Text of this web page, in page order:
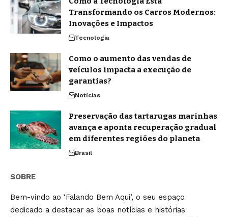
Transformando os Carros Modernos:
Inovações e Impactos
Tecnologia
Como o aumento das vendas de
veículos impacta a execução de
garantias?
Notícias
Preservação das tartarugas marinhas
avança e aponta recuperação gradual
em diferentes regiões do planeta
Brasil
SOBRE
Bem-vindo ao ‘Falando Bem Aqui’, o seu espaço
dedicado a destacar as boas notícias e histórias